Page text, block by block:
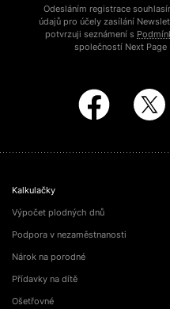
Odesláním registrace
údajů pro účely zasílání
potvrzuji seznámení s
společností Next Page
Kalkulačky
Výpočet plodných dnů
Podpora v nezaměstnanosti
Nárok na porodné
Přídavky na dítě
Ošetřovné